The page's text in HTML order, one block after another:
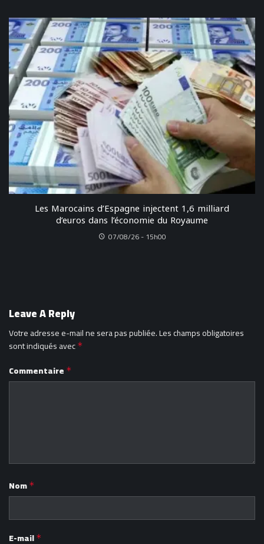
Les Marocains d’Espagne injectent 1,6 milliard
d’euros dans l’économie du Royaume
07/08/26 - 15h00
Leave A Reply
Votre adresse e-mail ne sera pas publiée.Les champs obligatoires
sont indiqués avec *
Commentaire *
Nom *
E-mail *